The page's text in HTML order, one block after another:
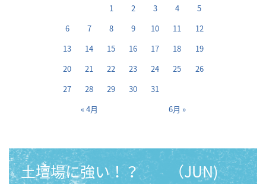
« 4月 6月 »
1 2 3 4
5
6
7 8 9 10 11
12
13
14 15 16 17 18
19
20
21 22 23 24 25
26
27
28 29 30 31
土壇場に強い！？ （JUN)